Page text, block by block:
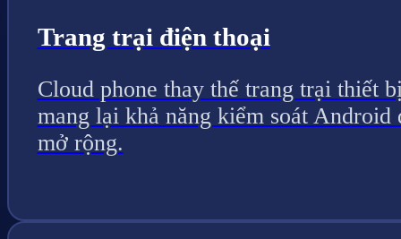
Trang trại điện thoại
Cloud phone thay thế trang trại thiết
mang lại khả năng kiểm soát Android
mở rộng.